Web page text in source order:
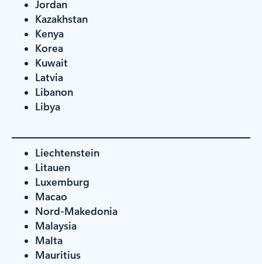
Jordan
Kazakhstan
Kenya
Korea
Kuwait
Latvia
Libanon
Libya
Liechtenstein
Litauen
Luxemburg
Macao
Nord-Makedonia
Malaysia
Malta
Mauritius